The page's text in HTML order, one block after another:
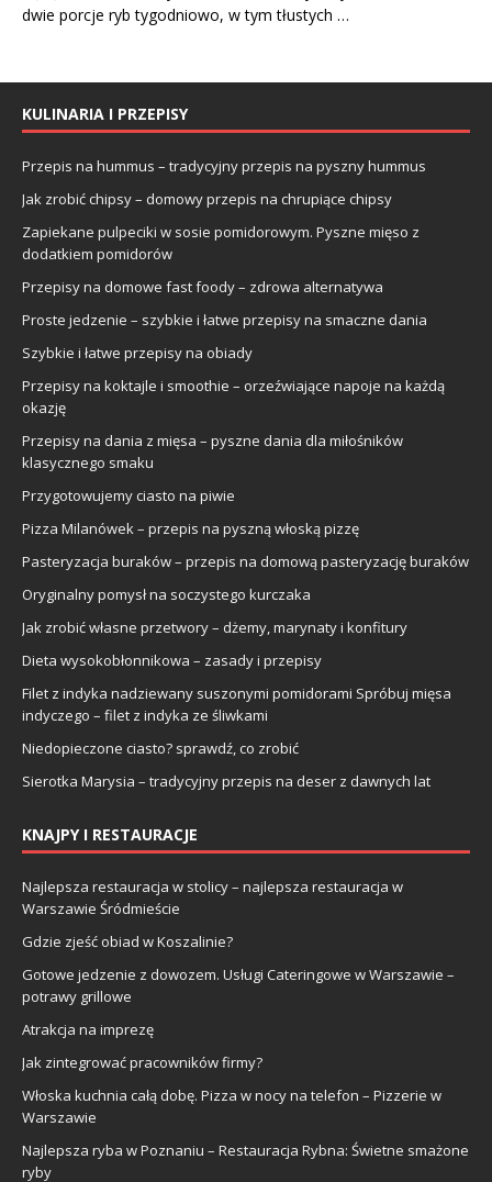
dwie porcje ryb tygodniowo, w tym tłustych …
KULINARIA I PRZEPISY
Przepis na hummus – tradycyjny przepis na pyszny hummus
Jak zrobić chipsy – domowy przepis na chrupiące chipsy
Zapiekane pulpeciki w sosie pomidorowym. Pyszne mięso z
dodatkiem pomidorów
Przepisy na domowe fast foody – zdrowa alternatywa
Proste jedzenie – szybkie i łatwe przepisy na smaczne dania
Szybkie i łatwe przepisy na obiady
Przepisy na koktajle i smoothie – orzeźwiające napoje na każdą
okazję
Przepisy na dania z mięsa – pyszne dania dla miłośników
klasycznego smaku
Przygotowujemy ciasto na piwie
Pizza Milanówek – przepis na pyszną włoską pizzę
Pasteryzacja buraków – przepis na domową pasteryzację buraków
Oryginalny pomysł na soczystego kurczaka
Jak zrobić własne przetwory – dżemy, marynaty i konfitury
Dieta wysokobłonnikowa – zasady i przepisy
Filet z indyka nadziewany suszonymi pomidorami Spróbuj mięsa
indyczego – filet z indyka ze śliwkami
Niedopieczone ciasto? sprawdź, co zrobić
Sierotka Marysia – tradycyjny przepis na deser z dawnych lat
KNAJPY I RESTAURACJE
Najlepsza restauracja w stolicy – najlepsza restauracja w
Warszawie Śródmieście
Gdzie zjeść obiad w Koszalinie?
Gotowe jedzenie z dowozem. Usługi Cateringowe w Warszawie –
potrawy grillowe
Atrakcja na imprezę
Jak zintegrować pracowników firmy?
Włoska kuchnia całą dobę. Pizza w nocy na telefon – Pizzerie w
Warszawie
Najlepsza ryba w Poznaniu – Restauracja Rybna: Świetne smażone
ryby